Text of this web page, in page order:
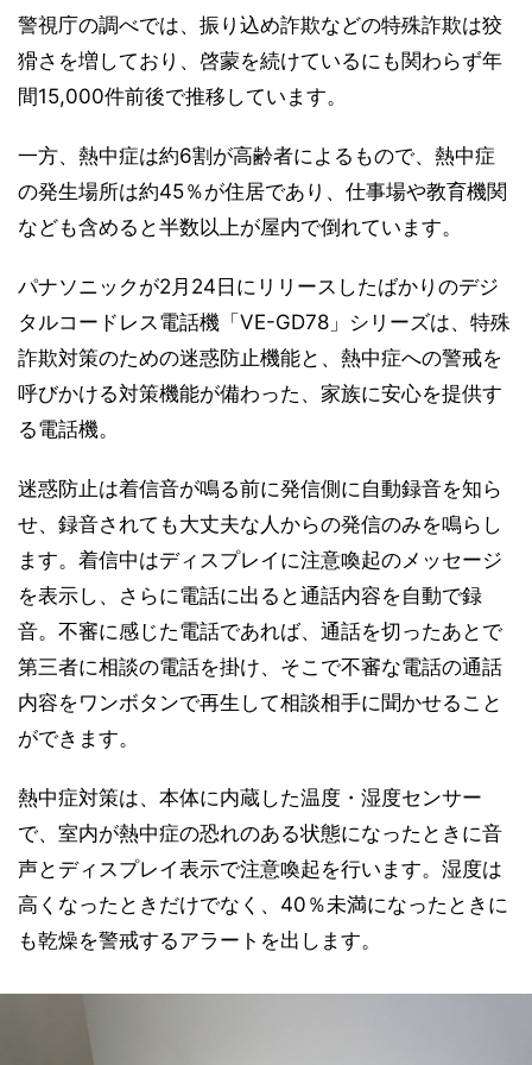
警視庁の調べでは、振り込め詐欺などの特殊詐欺は狡
猾さを増しており、啓蒙を続けているにも関わらず年
間15,000件前後で推移しています。
一方、熱中症は約6割が高齢者によるもので、熱中症
の発生場所は約45％が住居であり、仕事場や教育機関
なども含めると半数以上が屋内で倒れています。
パナソニックが2月24日にリリースしたばかりのデジ
タルコードレス電話機「VE-GD78」シリーズは、特殊
詐欺対策のための迷惑防止機能と、熱中症への警戒を
呼びかける対策機能が備わった、家族に安心を提供す
る電話機。
迷惑防止は着信音が鳴る前に発信側に自動録音を知ら
せ、録音されても大丈夫な人からの発信のみを鳴らし
ます。着信中はディスプレイに注意喚起のメッセージ
を表示し、さらに電話に出ると通話内容を自動で録
音。不審に感じた電話であれば、通話を切ったあとで
第三者に相談の電話を掛け、そこで不審な電話の通話
内容をワンボタンで再生して相談相手に聞かせること
ができます。
熱中症対策は、本体に内蔵した温度・湿度センサー
で、室内が熱中症の恐れのある状態になったときに音
声とディスプレイ表示で注意喚起を行います。湿度は
高くなったときだけでなく、40％未満になったときに
も乾燥を警戒するアラートを出します。